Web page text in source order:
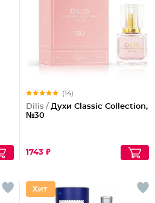
(14)
Dilis / Духи Classic Collection,
№30
1743 ₽